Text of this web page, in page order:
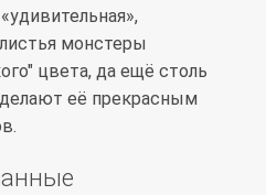
монстеры
цвета, да ещё столь
её прекрасным